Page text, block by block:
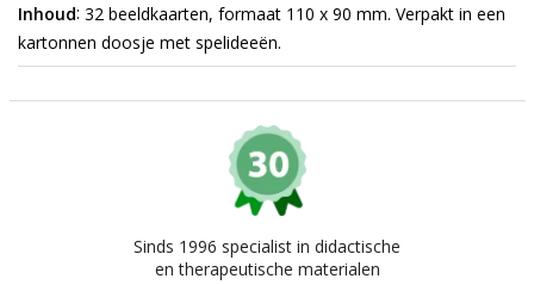
Inhoud: 32 beeldkaarten, formaat 110 x 90 mm. Verpakt in een
kartonnen doosje met spelideeën.
Sinds 1996 specialist in didactische
en therapeutische materialen